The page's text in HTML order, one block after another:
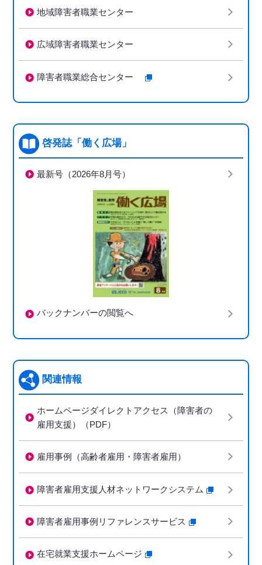
地域障害者職業センター
広域障害者職業センター
障害者職業総合センター
啓発誌「働く広場」
最新号（2026年8月号）
バックナンバーの閲覧へ
関連情報
ホームページダイレクトアクセス（障害者の
雇用支援）（PDF）
雇用事例（高齢者雇用・障害者雇用）
障害者雇用支援人材ネットワークシステム
障害者雇用事例リファレンスサービス
在宅就業支援ホームページ